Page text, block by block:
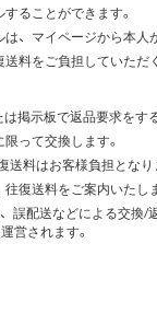
ることができます。
、マイページから本人
料をご負担していただ
掲示板で返品要求をす
って交換します。
料はお客様負担となり
復送料をご案内いたし
配送などによる交換/
営されます。